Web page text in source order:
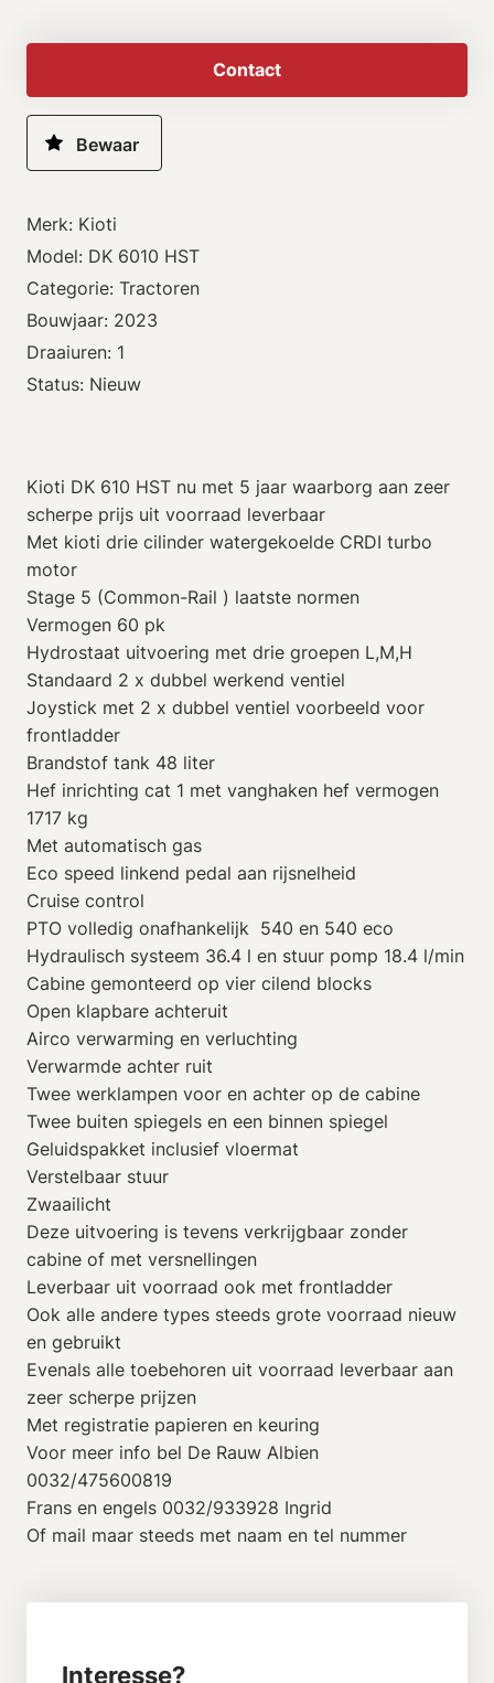
Contact
Merk: Kioti
Model: DK 6010 HST
Categorie: Tractoren
Bouwjaar: 2023
Draaiuren: 1
Status: Nieuw
Kioti DK 610 HST nu met 5 jaar waarborg aan zeer
scherpe prijs uit voorraad leverbaar
Met kioti drie cilinder watergekoelde CRDI turbo
motor
Stage 5 (Common-Rail ) laatste normen
Vermogen 60 pk
Hydrostaat uitvoering met drie groepen L,M,H
Standaard 2 x dubbel werkend ventiel
Joystick met 2 x dubbel ventiel voorbeeld voor
frontladder
Brandstof tank 48 liter
Hef inrichting cat 1 met vanghaken hef vermogen
1717 kg
Met automatisch gas
Eco speed linkend pedal aan rijsnelheid
Cruise control
PTO volledig onafhankelijk 540 en 540 eco
Hydraulisch systeem 36.4 l en stuur pomp 18.4 l/min
Cabine gemonteerd op vier cilend blocks
Open klapbare achteruit
Airco verwarming en verluchting
Verwarmde achter ruit
Twee werklampen voor en achter op de cabine
Twee buiten spiegels en een binnen spiegel
Geluidspakket inclusief vloermat
Verstelbaar stuur
Zwaailicht
Deze uitvoering is tevens verkrijgbaar zonder
cabine of met versnellingen
Leverbaar uit voorraad ook met frontladder
Ook alle andere types steeds grote voorraad nieuw
en gebruikt
Evenals alle toebehoren uit voorraad leverbaar aan
zeer scherpe prijzen
Met registratie papieren en keuring
Voor meer info bel De Rauw Albien
0032/475600819
Frans en engels 0032/933928 Ingrid
Of mail maar steeds met naam en tel nummer
Interesse?